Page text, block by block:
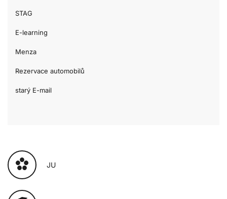
STAG
E-learning
Menza
Rezervace automobilů
starý E-mail
JU